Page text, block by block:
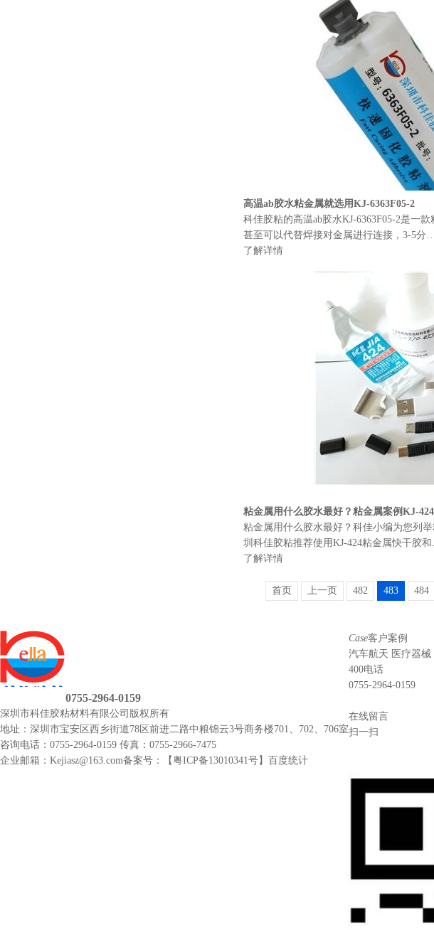
高温ab胶水粘金属就选用KJ-6363F05-2
科佳胶粘的高温ab胶水KJ-6363F05-2是一
甚至可以代替焊接对金属进行连接，3-5分
了解详情
粘金属用什么胶水最好？粘金属案例KJ-
粘金属用什么胶水最好？科佳小编为您列
圳科佳胶粘推荐使用KJ-424粘金属快干胶
了解详情
首页 上一页 482 483 484
0755-2964-0159
深圳市科佳胶粘材料有限公司 版权所有
地址：深圳市宝安区西乡街道78区前进二路中粮锦云3号商务楼701、702、706室
咨询电话：0755-2964-0159 传真：0755-2966-7475
企业邮箱：Kejiasz@163.com备案号：【粤ICP备13010341号】 百度统计
Case客户案例
汽车航天 医疗器械
400电话
0755-2964-0159
在线留言
扫一扫